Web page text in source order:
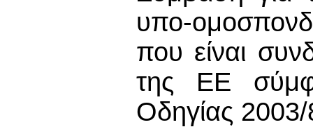
υπο-
που είναι
της ΕΕ
Οδηγίας